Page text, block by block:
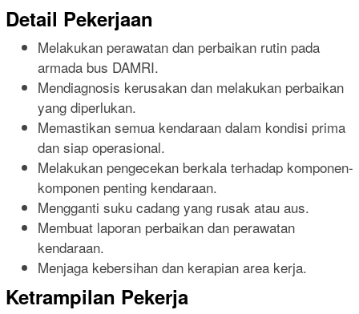
Detail Pekerjaan
Melakukan perawatan dan perbaikan rutin pada
armada bus DAMRI.
Mendiagnosis kerusakan dan melakukan perbaikan
yang diperlukan.
Memastikan semua kendaraan dalam kondisi prima
dan siap operasional.
Melakukan pengecekan berkala terhadap komponen-
komponen penting kendaraan.
Mengganti suku cadang yang rusak atau aus.
Membuat laporan perbaikan dan perawatan
kendaraan.
Menjaga kebersihan dan kerapian area kerja.
Ketrampilan Pekerja